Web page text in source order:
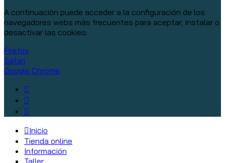
A continuación puede acceder a la configuración de los
navegadores webs más frecuentes para aceptar, instalar o
desactivar las cookies:
Firefox
Safari
Google Chrome
Inicio
Tienda online
Información